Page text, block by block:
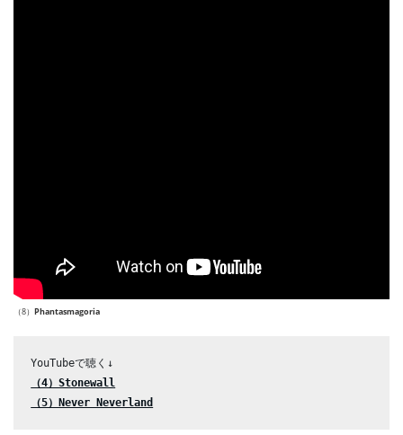
（8） Phantasmagoria
（4）Stonewall
（5）Never Neverland